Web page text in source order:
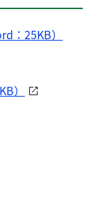
：25KB）
）